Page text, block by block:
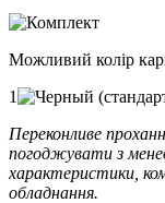
Можливий колір
1
Переконливе
погоджувати з
характеристики,
обладнання.